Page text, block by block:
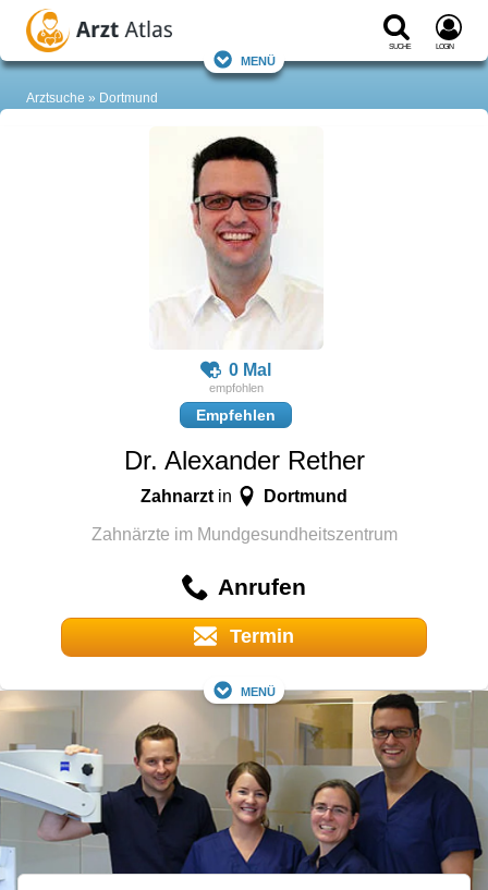
Suche Login
Menü
Arztsuche Dortmund
0 Mal
Empfehlen
Dr. Alexander Rether
Zahnarztin Dortmund
Zahnärzte im Mundgesundheitszentrum
Anrufen
Termin
Menü